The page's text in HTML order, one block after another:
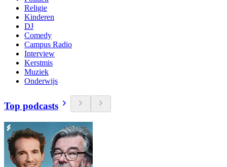
Religie
Kinderen
DJ
Comedy
Campus Radio
Interview
Kerstmis
Muziek
Onderwijs
Top podcasts